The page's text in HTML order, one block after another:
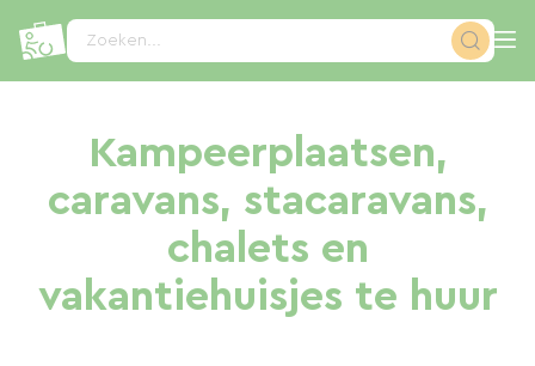
Zoeken...
Kampeerplaatsen,
caravans, stacaravans,
chalets en
vakantiehuisjes te huur
Cookies beheer paneel